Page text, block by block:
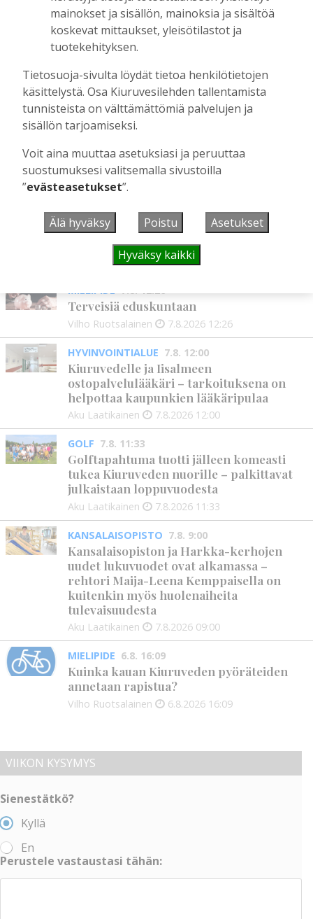
OP Kaskimaan vakavaraisuus vahvistui –
korkotason muutos heijastui alkuvuoden
tulokseen
Tilaajille
Toimitus 6.8.2026 13:18
Mikko Remes täyttää 50 vuotta – vaikka
villitystäkin on havaittavissa, sanoo
hölläämään vauhtia
Tilaajille
Aku Laatikainen
MIELIPIDE 7.8. 12:26
Terveisiä eduskuntaan
Vilho Ruotsalainen 7.8.2026 12:26
HYVINVOINTIALUE 7.8. 12:00
Kiuruvedelle ja Iisalmeen
ostopalvelulääkäri – tarkoituksena on
helpottaa kaupunkien lääkäripulaa
Aku Laatikainen 7.8.2026 12:00
GOLF 7.8. 11:33
Golftapahtuma tuotti jälleen komeasti
tukea Kiuruveden nuorille – palkittavat
julkaistaan loppuvuodesta
Aku Laatikainen 7.8.2026 11:33
KANSALAISOPISTO 7.8. 9:00
Kansalaisopiston ja Harkka-kerhojen
uudet lukuvuodet ovat alkamassa –
rehtori Maija-Leena Kemppaisella on
kuitenkin myös huolenaiheita
tulevaisuudesta
Aku Laatikainen 7.8.2026 09:00
MIELIPIDE 6.8. 16:09
Kuinka kauan Kiuruveden pyöräteiden
annetaan rapistua?
Vilho Ruotsalainen 6.8.2026 16:09
VIIKON KYSYMYS
Sienestätkö?
Kyllä
En
Perustele vastaustasi tähän:
mainokset ja sisällön, mainoksia ja sisältöä
koskevat mittaukset, yleisötilastot ja
tuotekehityksen.
Tietosuoja-sivulta löydät tietoa henkilötietojen
käsittelystä. Osa Kiuruvesilehden tallentamista
tunnisteista on välttämättömiä palvelujen ja
sisällön tarjoamiseksi.
Voit aina muuttaa asetuksiasi ja peruuttaa
suostumuksesi valitsemalla sivustoilla
”evästeasetukset”.
Älä hyväksy Poistu Asetukset
Hyväksy kaikki